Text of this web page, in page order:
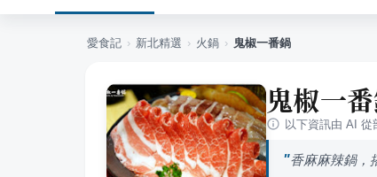
愛食記 › 新北精選 › 火鍋 › 鬼椒一番鍋
鬼椒一
以下資訊由 AI 從
香麻麻辣鍋，